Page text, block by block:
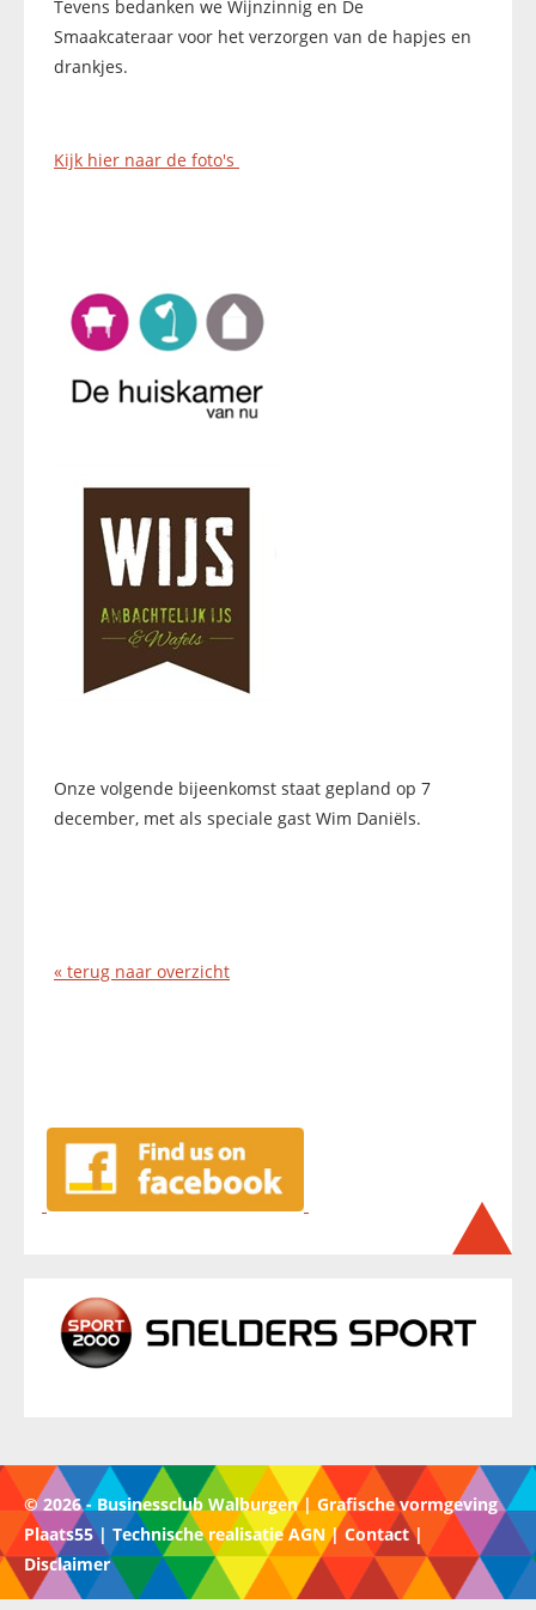
Tevens bedanken we Wijnzinnig en De
Smaakcateraar voor het verzorgen van de hapjes en
drankjes.
Kijk hier naar de foto's
Onze volgende bijeenkomst staat gepland op 7
december, met als speciale gast Wim Daniëls.
« terug naar overzicht
© 2026 - Businessclub Walburgen | Grafische vormgeving
Plaats55 | Technische realisatie AGN | Contact|
Disclaimer